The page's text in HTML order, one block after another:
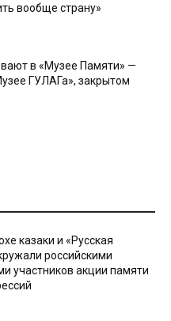
вообще страну»
в «Музее Памяти» —
ГУЛАГа», закрытом
казаки и «Русская
российскими
участников акции памяти